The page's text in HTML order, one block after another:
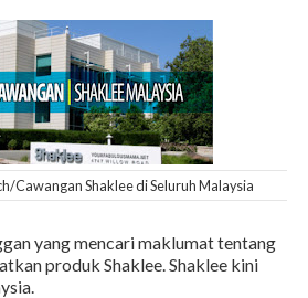
Cawangan Shaklee di Seluruh Malaysia
yang mencari maklumat tentang
produk Shaklee. Shaklee kini